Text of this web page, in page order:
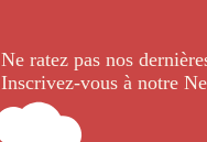
Ne ratez pas nos
Inscrivez-vous à notre